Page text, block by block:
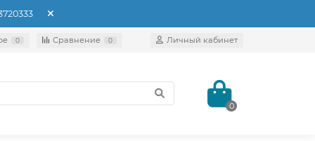
0 Сравнение 0 Личный кабинет
0